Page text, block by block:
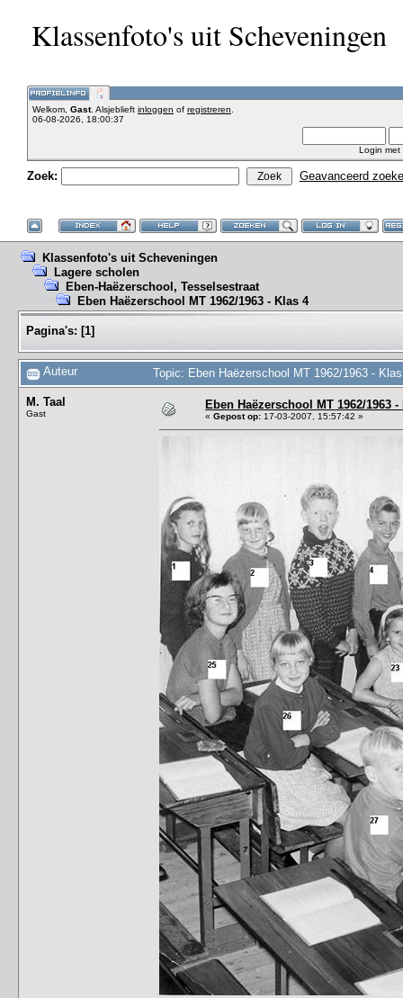
Klassenfoto's uit Scheveningen
Welkom, Gast. Alsjeblieft inloggen of registreren
06-08-2026, 18:00:37
Login met
Zoek: Geavanceerd
Klassenfoto's uit Scheveningen
Lagere scholen
Eben-Haëzerschool, Tesselsestraat
Eben Haëzerschool MT 1962/1963 - Klas 4
Pagina's: [1]
Auteur Topic: Eben Haëzerschool MT 1962/1963 -
M. Taal
Gast
Eben Haëzerschool MT 1962/1963 -
« Gepost op: 17-03-2007, 15:57:42 »